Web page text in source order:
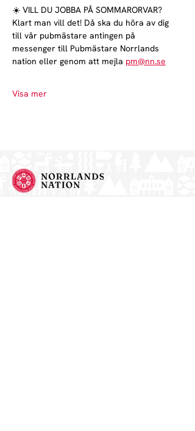
☀️ VILL DU JOBBA PÅ SOMMARORVAR?
Klart man vill det! Då ska du höra av dig
till vår pubmästare antingen på
messenger till Pubmästare Norrlands
nation eller genom att mejla pm@nn.se
Visa mer